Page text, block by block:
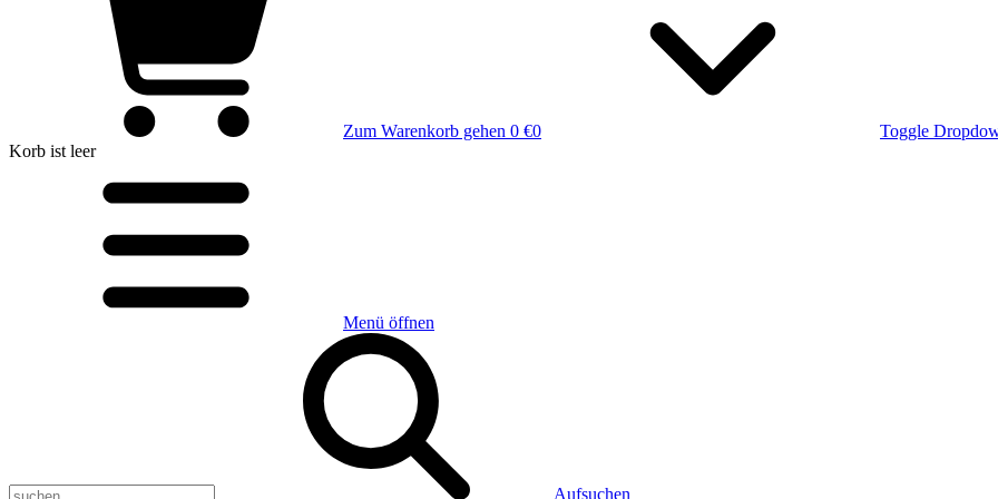
Zum Warenkorb gehen 0 €0
Toggle
Korb ist leer
Menü öffnen
Aufsuchen